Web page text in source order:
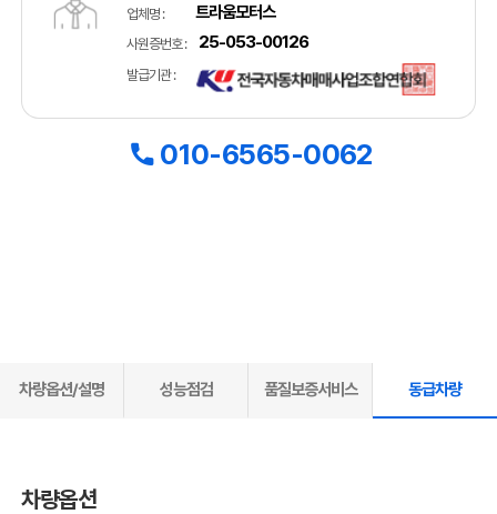
업체명 : 트라움모터스
사원증번호 : 25-053-00126
발급기관 :
010-6565-0062
차량옵션/설명 성능점검 품질보증서비스 동급차량
차량옵션